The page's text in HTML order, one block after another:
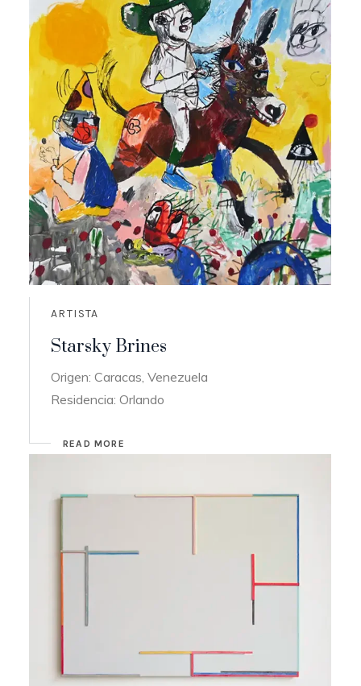
ARTISTA
Starsky Brines
Origen: Caracas, Venezuela
Residencia: Orlando
READ MORE